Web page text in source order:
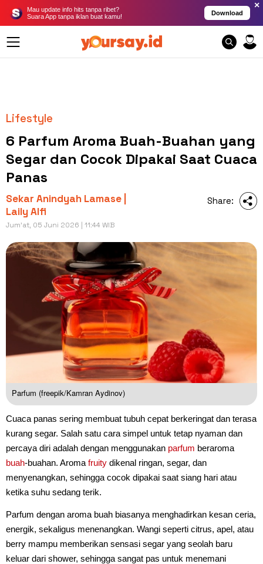
Mau update info hits tanpa ribet?
Suara App tanpa iklan buat kamu!
Download
×
Lifestyle
6 Parfum Aroma Buah-Buahan yang
Segar dan Cocok Dipakai Saat Cuaca
Panas
Sekar Anindyah Lamase |
Laily Alfi
Jum'at, 05 Juni 2026 | 11:44 WIB
Share:
Parfum (freepik/Kamran Aydinov)
Cuaca panas sering membuat tubuh cepat berkeringat dan terasa
kurang segar. Salah satu cara simpel untuk tetap nyaman dan
percaya diri adalah dengan menggunakan parfum beraroma
buah-buahan. Aroma fruity dikenal ringan, segar, dan
menyenangkan, sehingga cocok dipakai saat siang hari atau
ketika suhu sedang terik.
Parfum dengan aroma buah biasanya menghadirkan kesan ceria,
energik, sekaligus menenangkan. Wangi seperti citrus, apel, atau
berry mampu memberikan sensasi segar yang seolah baru
keluar dari shower, sehingga sangat pas untuk menemani